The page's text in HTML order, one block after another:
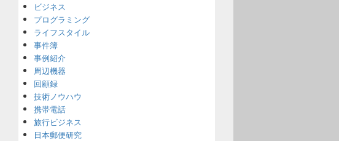
ビジネス
プログラミング
ライフスタイル
事件簿
事例紹介
周辺機器
回顧録
技術ノウハウ
携帯電話
旅行ビジネス
日本郵便研究